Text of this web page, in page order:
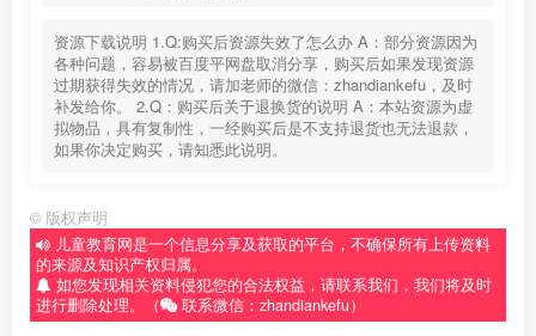
资源下载说明 1.Q:购买后资源失效了怎么办 A：部分资源因为
各种问题，容易被百度平网盘取消分享，购买后如果发现资源
过期获得失效的情况，请加老师的微信：zhandiankefu，及时
补发给你。 2.Q：购买后关于退换货的说明 A：本站资源为虚
拟物品，具有复制性，一经购买后是不支持退货也无法退款，
如果你决定购买，请知悉此说明。
© 版权声明
儿童教育网是一个信息分享及获取的平台，不确保所有上传资料
的来源及知识产权归属。
如您发现相关资料侵犯您的合法权益，请联系我们，我们将及时
进行删除处理。（
联系微信：zhandiankefu）